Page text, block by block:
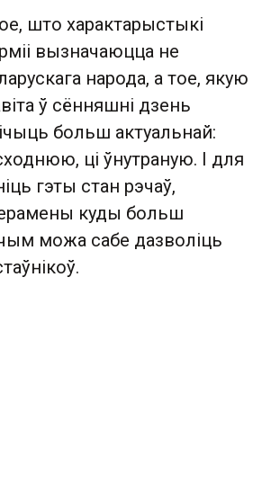
што характарыстыкі
вызначаюцца не
народа, а тое, якую
ў сённяшні дзень
больш актуальнай:
ці ўнутраную. І для
гэты стан рэчаў,
куды больш
можа сабе дазволіць